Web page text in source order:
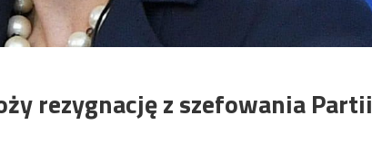
rezygnację z szefowania Partii